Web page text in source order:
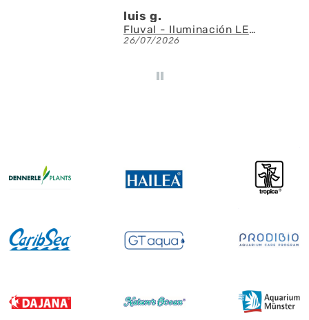
luis g.
Fluval - Iluminación LED Nano Reef 4.0 de 25W
26/07/2026